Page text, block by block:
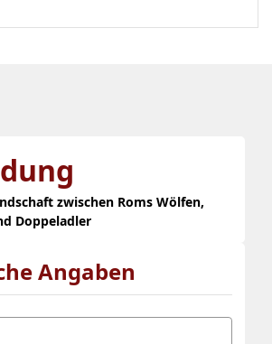
zwischen Roms Wölfen,
Doppeladler
Angaben